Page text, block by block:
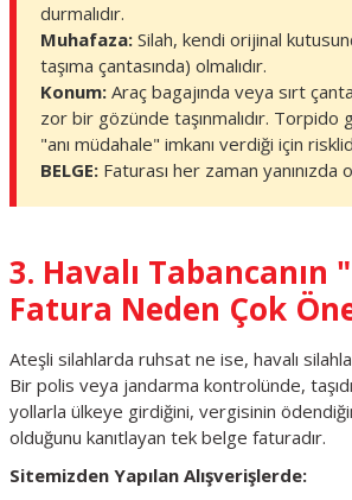
durmalıdır.
Muhafaza: Silah, kendi orijinal
taşıma çantasında) olmalıdır.
Konum: Araç bagajında veya sırt
zor bir gözünde taşınmalıdır. Torpido
"anı müdahale" imkanı verdiği için
BELGE: Faturası her zaman yanınızda
3. Havalı Tabancanın
Fatura Neden Çok
Ateşli silahlarda ruhsat ne ise, havalı
Bir polis veya jandarma kontrolünde,
yollarla ülkeye girdiğini, vergisinin
olduğunu kanıtlayan tek belge faturadır.
Sitemizden Yapılan Alışverişlerde: